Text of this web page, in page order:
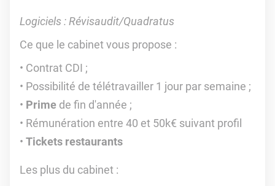
Logiciels : Révisaudit/Quadratus
Ce que le cabinet vous propose :
Contrat CDI ;
Possibilité de télétravailler 1 jour par semaine ;
Prime de fin d'année ;
Rémunération entre 40 et 50k€ suivant profil
Tickets restaurants
Les plus du cabinet :